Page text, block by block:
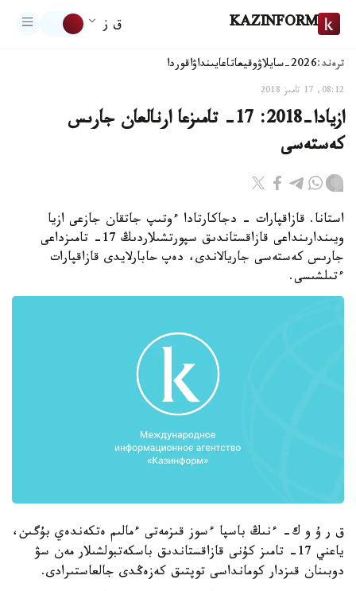
KAZINFORM ق ز
ترەند:2026-سايلاۋ وقيعاتاعايىنداۋاقوردا
08:12, 17 تامىز 2018
ازيادا-2018: 17- تامىزعا ارنالعان جارىس
كەستەسى
استانا. قازاقپارات - دجاكارتادا ءوتىپ جاتقان جازعى ازيا
ويىندارىنداعى قازاقستاندىق سپورتشىلاردىڭ 17- تامىزداعى
جارىس كەستەسى جاريالاندى، دەپ حابارلايدى قازاقپارات
ءتىلشىسى.
ق ر ۇ و ك- ءنىڭ باسپا ءسوز قىزمەتى ءمالىم ەتكەندەي بۇگىن،
ياعني 17- تامىز كۇنى قازاقستاندىق باسكەتبولشىلار مەن سۋ
دوبىنان قىزدار كومانداسى توپتىق كەزەڭدى جالعاستىرادى.